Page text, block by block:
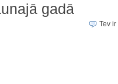
gadā
Tev ir